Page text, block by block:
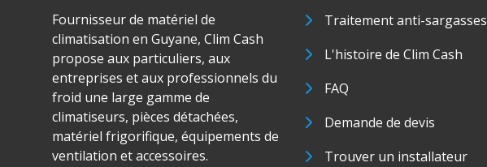
Fournisseur de matériel de
climatisation en Guyane, Clim Cash
propose aux particuliers, aux
entreprises et aux professionnels du
froid une large gamme de
climatiseurs, pièces détachées,
matériel frigorifique, équipements de
ventilation et accessoires.
Traitement anti-sargasses
L'histoire de Clim Cash
FAQ
Demande de devis
Trouver un installateur